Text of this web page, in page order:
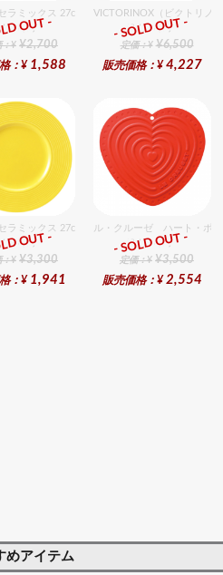
ラミックス 27cmディナー（Hiwa）
ﾗﾝｷﾝｸﾞ
：¥ ¥2,700
：¥ 1,588
OUT -
VICTORINOX（ビクトリノ
総合ﾗﾝｷﾝｸﾞ
定価：¥ ¥6,500
販売価格：¥ 4,227
- SOLD OUT -
ラミックス 27cmディナー（LeMon）
ﾗﾝｷﾝｸﾞ
：¥ ¥3,300
：¥ 1,941
OUT -
ル・クルーゼ ハート・ポ
総合ﾗﾝｷﾝｸﾞ
定価：¥ ¥3,500
販売価格：¥ 2,554
- SOLD OUT -
ト
めアイテム